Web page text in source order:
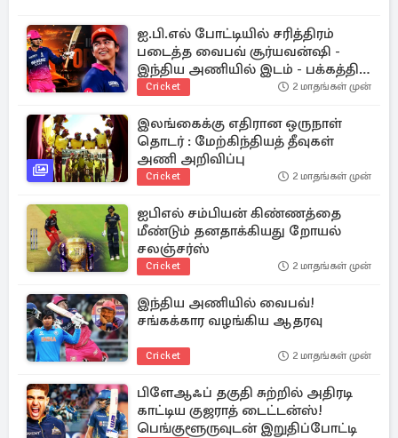
ஐ.பி.எல் போட்டியில் சரித்திரம்
படைத்த வைபவ் சூர்யவன்ஷி -
இந்திய அணியில் இடம் - பக்கத்தில்
முக்கிய புள்ளி
Cricket 2 மாதங்கள் முன்
இலங்கைக்கு எதிரான ஒருநாள்
தொடர் : மேற்கிந்தியத் தீவுகள்
அணி அறிவிப்பு
Cricket 2 மாதங்கள் முன்
ஐபிஎல் சம்பியன் கிண்ணத்தை
மீண்டும் தனதாக்கியது றோயல்
சலஞ்சர்ஸ்
Cricket 2 மாதங்கள் முன்
இந்திய அணியில் வைபவ்!
சங்கக்கார வழங்கிய ஆதரவு
Cricket 2 மாதங்கள் முன்
பிளேஆஃப் தகுதி சுற்றில் அதிரடி
காட்டிய குஜராத் டைட்டன்ஸ்!
பெங்குளூருவுடன் இறுதிப்போட்டி